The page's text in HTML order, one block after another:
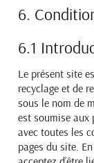
6.
6.1
Le présent site
recyclage et de
sous le nom de
est soumise aux
avec toutes les
pages du site.